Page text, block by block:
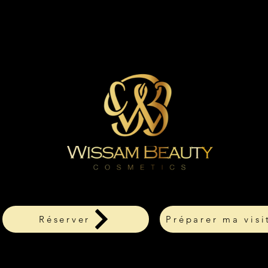
Réserver Préparer ma